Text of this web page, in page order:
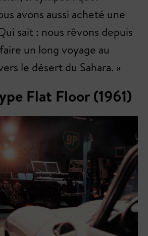
avons aussi acheté une
sait : nous rêvons depuis
un long voyage au
le désert du Sahara. »
Flat Floor (1961)